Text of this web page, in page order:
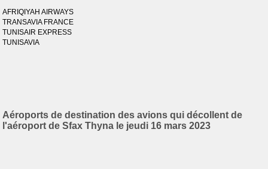
AFRIQIYAH AIRWAYS
TRANSAVIA FRANCE
TUNISAIR EXPRESS
TUNISAVIA
Aéroports de destination des avions qui décollent de
l'aéroport de Sfax Thyna le jeudi 16 mars 2023